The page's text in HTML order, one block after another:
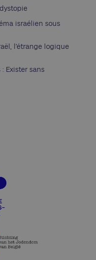
israélien sous
l’étrange logique
Exister sans